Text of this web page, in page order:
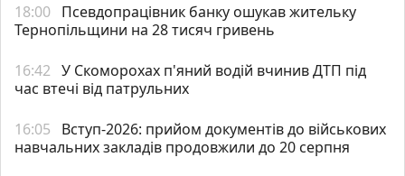
18:00 Псевдопрацівник банку ошукав жительку
Тернопільщини на 28 тисяч гривень
16:42 У Скоморохах п'яний водій вчинив ДТП під
час втечі від патрульних
16:05
Вступ-2026: прийом документів до військових
навчальних закладів продовжили до 20 серпня